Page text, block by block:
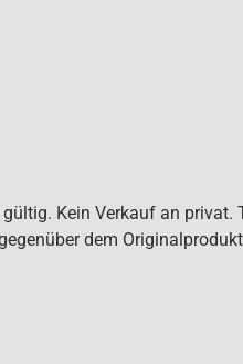
Kein Verkauf an privat.
dem